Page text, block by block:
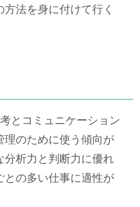
法を身に付けて行く
とコミュニケーション
理のために使う傾向が
析力と判断力に優れ
の多い仕事に適性が